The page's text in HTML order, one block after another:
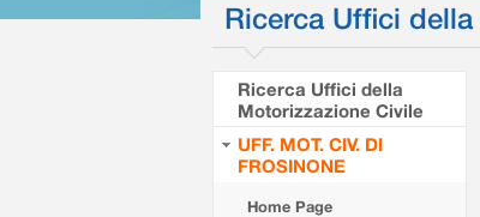
Ricerca Uffici
Ricerca Uffici della
Motorizzazione Civile
UFF. MOT. CIV. DI
FROSINONE
Home Page